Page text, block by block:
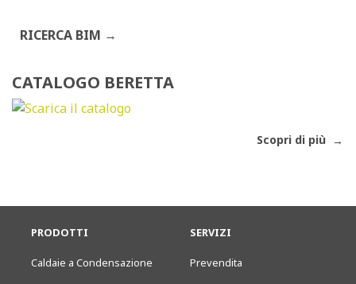
RICERCA BIM
CATALOGO BERETTA
Scopri di più
PRODOTTI
Caldaie a Condensazione
SERVIZI
Prevendita